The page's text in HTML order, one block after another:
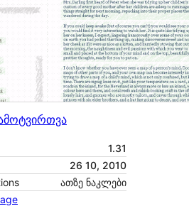
1.31
26 10, 2010
ათზე ნაკლები